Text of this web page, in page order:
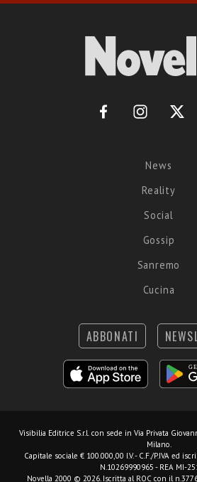
News
Reality
Social
Gossip
Sanremo
Cucina
ABBONATI
Visibilia Editrice S.r.l. con sede in Via Privata
Milano.
Capitale sociale € 100.000,00 I.V. - C.F./P.IVA ed
N.10269990965 - REA MI-
Novella 2000 © 2026. Iscritta al ROC con il